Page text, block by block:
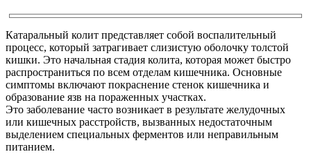
Катаральный колит представляет собой воспалительный
процесс, который затрагивает слизистую оболочку толстой
кишки. Это начальная стадия колита, которая может быстро
распространиться по всем отделам кишечника. Основные
симптомы включают покраснение стенок кишечника и
образование язв на пораженных участках.
Это заболевание часто возникает в результате желудочных
или кишечных расстройств, вызванных недостаточным
выделением специальных ферментов или неправильным
питанием.